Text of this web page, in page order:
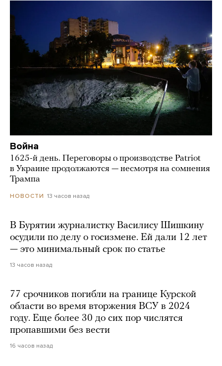
Война
1625-й день. Переговоры о производстве Patriot
в Украине продолжаются — несмотря на сомнения
Трампа
НОВОСТИ 13 часов назад
В Бурятии журналистку Василису Шишкину
осудили по делу о госизмене. Ей дали 12 лет
— это минимальный срок по статье
13 часов назад
77 срочников погибли на границе Курской
области во время вторжения ВСУ в 2024
году. Еще более 30 до сих пор числятся
пропавшими без вести
16 часов назад